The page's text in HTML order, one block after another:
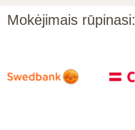
Mokėjimais rūpinasi: